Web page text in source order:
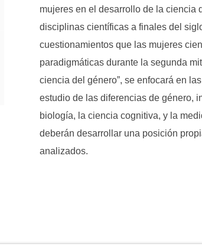
mujeres en el desarrollo de la ciencia
disciplinas científicas a finales del
cuestionamientos que las mujeres
paradigmáticas durante la segunda
ciencia del género”, se enfocará en
estudio de las diferencias de género,
biología, la ciencia cognitiva, y la
deberán desarrollar una posición
analizados.